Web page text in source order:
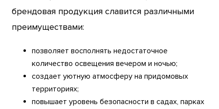
брендовая продукция славится различными
преимуществами:
позволяет восполнять недостаточное
количество освещения вечером и ночью;
создает уютную атмосферу на придомовых
территориях;
повышает уровень безопасности в садах, парках